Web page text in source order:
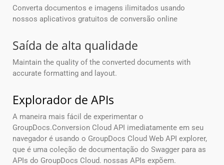
Converta documentos e imagens ilimitados usando
nossos aplicativos gratuitos de conversão online
Saída de alta qualidade
Maintain the quality of the converted documents with
accurate formatting and layout.
Explorador de APIs
A maneira mais fácil de experimentar o
GroupDocs.Conversion Cloud API imediatamente em seu
navegador é usando o GroupDocs Cloud Web API explorer,
que é uma coleção de documentação do Swagger para as
APIs do GroupDocs Cloud. nossas APIs expõem.